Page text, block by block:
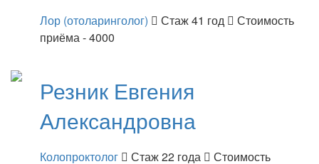
Лор (отоларинголог) Стаж 41 год
Стоимость
приёма - 4000
Резник Евгения
Александровна
Колопроктолог Стаж 22 года
Стоимость